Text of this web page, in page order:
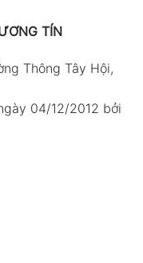
TÍN
Thông Tây Hội,
04/12/2012 bởi